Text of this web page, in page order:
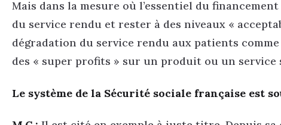
Mais dans la mesure où l’essentiel du
du service rendu et rester à des niveaux «
dégradation du service rendu aux patients
des « super profits » sur un produit ou un
Le système de la Sécurité sociale française est